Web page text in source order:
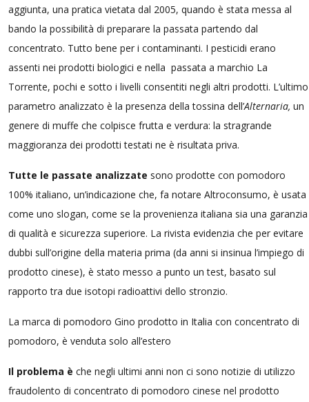
aggiunta, una pratica vietata dal 2005, quando è stata messa al
bando la possibilità di preparare la passata partendo dal
concentrato. Tutto bene per i contaminanti. I pesticidi erano
assenti nei prodotti biologici e nella passata a marchio La
Torrente, pochi e sotto i livelli consentiti negli altri prodotti. L’ultimo
parametro analizzato è la presenza della tossina dell’Alternaria, un
genere di muffe che colpisce frutta e verdura: la stragrande
maggioranza dei prodotti testati ne è risultata priva.
Tutte le passate analizzate sono prodotte con pomodoro
100% italiano, un’indicazione che, fa notare Altroconsumo, è usata
come uno slogan, come se la provenienza italiana sia una garanzia
di qualità e sicurezza superiore. La rivista evidenzia che per evitare
dubbi sull’origine della materia prima (da anni si insinua l’impiego di
prodotto cinese), è stato messo a punto un test, basato sul
rapporto tra due isotopi radioattivi dello stronzio.
La marca di pomodoro Gino prodotto in Italia con concentrato di
pomodoro, è venduta solo all’estero
Il problema è che negli ultimi anni non ci sono notizie di utilizzo
fraudolento di concentrato di pomodoro cinese nel prodotto